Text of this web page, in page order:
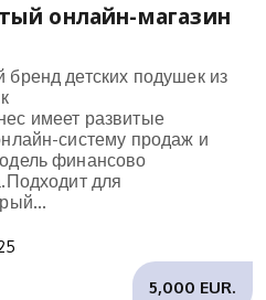
онлайн-магазин
детских подушек из
имеет развитые
систему продаж и
финансово
для
5,000 EUR.